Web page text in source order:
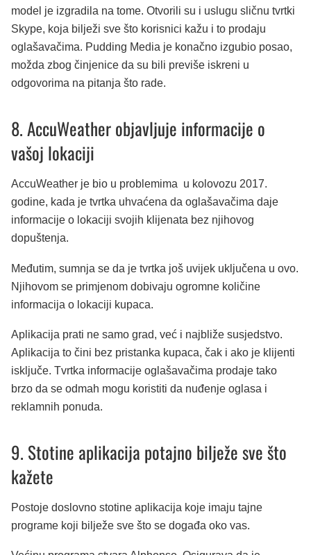
model je izgradila na tome. Otvorili su i uslugu sličnu tvrtki
Skype, koja bilježi sve što korisnici kažu i to prodaju
oglašavačima. Pudding Media je konačno izgubio posao,
možda zbog činjenice da su bili previše iskreni u
odgovorima na pitanja što rade.
8. AccuWeather objavljuje informacije o
vašoj lokaciji
AccuWeather je bio u problemima u kolovozu 2017.
godine, kada je tvrtka uhvaćena da oglašavačima daje
informacije o lokaciji svojih klijenata bez njihovog
dopuštenja.
Međutim, sumnja se da je tvrtka još uvijek uključena u ovo.
Njihovom se primjenom dobivaju ogromne količine
informacija o lokaciji kupaca.
Aplikacija prati ne samo grad, već i najbliže susjedstvo.
Aplikacija to čini bez pristanka kupaca, čak i ako je klijenti
isključe. Tvrtka informacije oglašavačima prodaje tako
brzo da se odmah mogu koristiti da nuđenje oglasa i
reklamnih ponuda.
9. Stotine aplikacija potajno bilježe sve što
kažete
Postoje doslovno stotine aplikacija koje imaju tajne
programe koji bilježe sve što se događa oko vas.